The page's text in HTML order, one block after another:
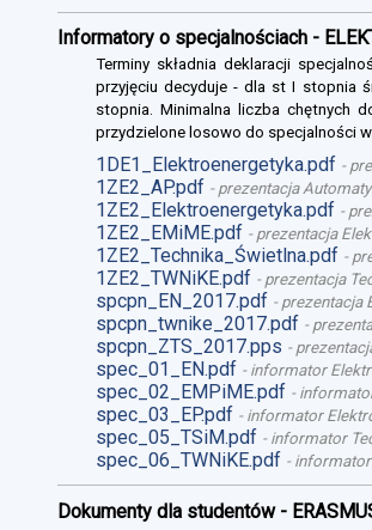
Informatory o specjalnościach -
Terminy składnia deklaracji
przyjęciu decyduje - dla st I stopnia
stopnia. Minimalna liczba chętnych
przydzielone losowo do specjalności
1DE1_Elektroenergetyka.pdf -
1ZE2_AP.pdf - prezentacja
1ZE2_Elektroenergetyka.pdf -
1ZE2_EMiME.pdf - prezentacja
1ZE2_Technika_Świetlna.pdf -
1ZE2_TWNiKE.pdf - prezentacja
spcpn_EN_2017.pdf - prezentacja
spcpn_twnike_2017.pdf -
spcpn_ZTS_2017.pps -
spec_01_EN.pdf - informator
spec_02_EMPiME.pdf -
spec_03_EP.pdf - informator
spec_05_TSiM.pdf - informator
spec_06_TWNiKE.pdf - informator
Dokumenty dla studentów -